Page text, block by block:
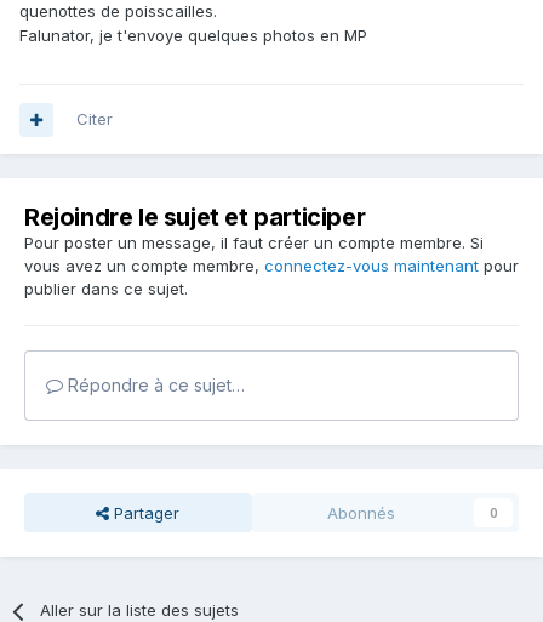
quenottes de poisscailles.
Falunator, je t'envoye quelques photos en MP
Citer
Rejoindre le sujet et participer
Pour poster un message, il faut créer un compte membre. Si
vous avez un compte membre, connectez-vous maintenant pour
publier dans ce sujet.
Répondre à ce sujet…
Partager Abonnés 0
Aller sur la liste des sujets